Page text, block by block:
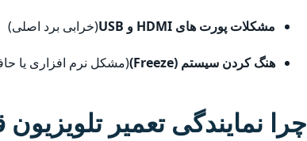
مشکلات پورت های HDMI و USB (خرابی برد اصلی)
هنگ کردن سیستم (Freeze) (مشکل نرم افزاری یا
چرا نمایندگی تعمیر